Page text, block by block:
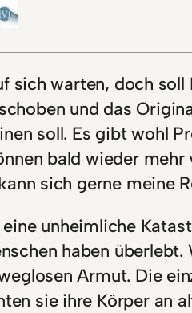
warten, doch
und das
soll. Es gibt wohl
bald wieder
sich gerne meine
unheimliche
haben
Armut. Die
sie ihre Körper an